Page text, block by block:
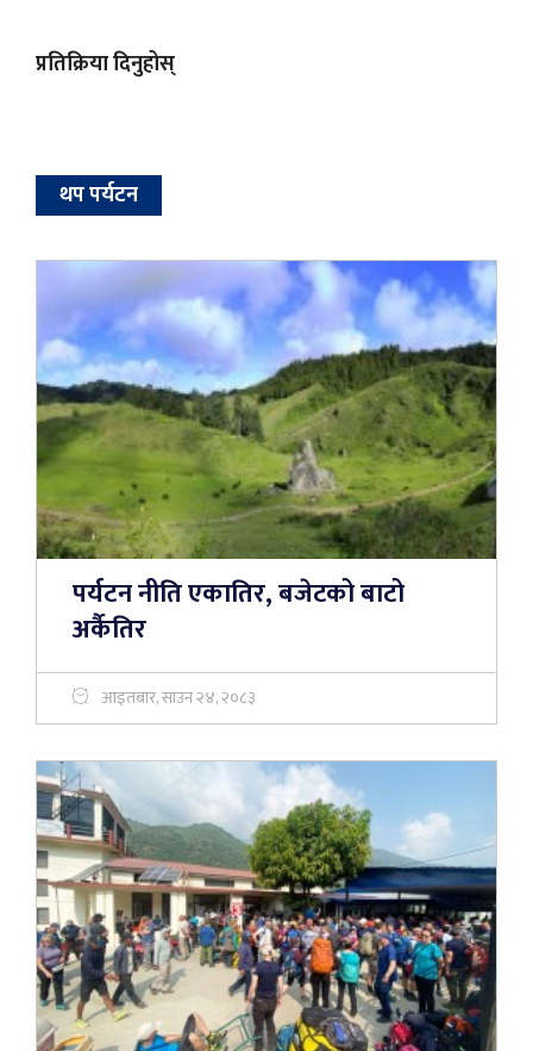
प्रतिक्रिया दिनुहोस्
थप पर्यटन
पर्यटन नीति एकातिर, बजेटको बाटो
अर्कैतिर
आइतबार, साउन २४, २०८३